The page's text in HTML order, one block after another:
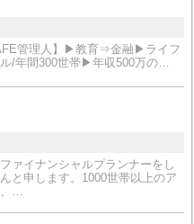
管理人】▶教育⇒金融▶︎ライフ
/年間300世帯▶︎年収500万の…
ァイナンシャルプランナーをし
と申します。1000世帯以上のア
、…